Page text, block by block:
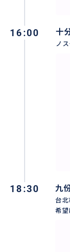
16:00 十
ノ
18:30 九
台北
希望